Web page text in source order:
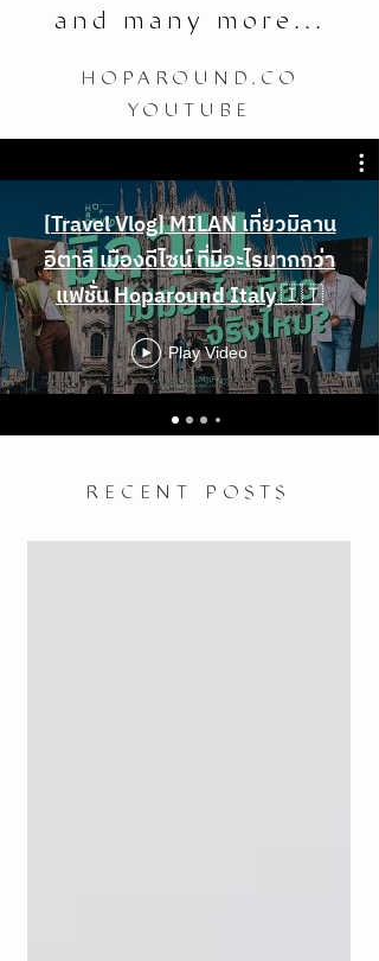
and many more...
HOPAROUND.CO
YOUTUBE
[Travel Vlog] MILAN เที่ยวมิลาน
อิตาลี เมืองดีไซน์ ที่มีอะไรมากกว่า
แฟชั่น Hoparound Italy 🇮🇹
Play Video
RECENT POSTS